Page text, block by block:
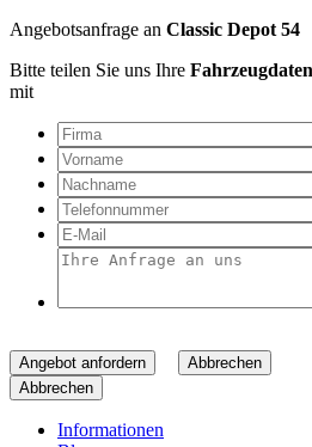
Angebotsanfrage an Classic Depot 54
Bitte teilen Sie uns Ihre Fahrzeugdaten
mit
Angebot anfordern
Abbrechen
Abbrechen
Informationen